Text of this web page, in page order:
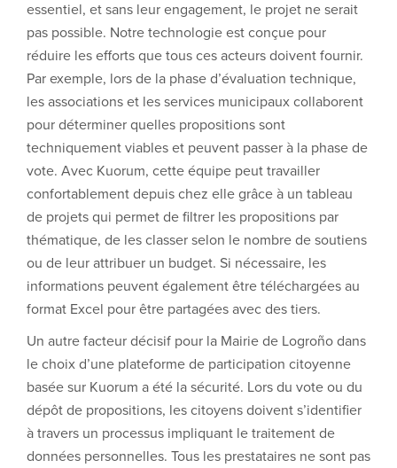
essentiel, et sans leur engagement, le projet ne serait
pas possible. Notre technologie est conçue pour
réduire les efforts que tous ces acteurs doivent fournir.
Par exemple, lors de la phase d’évaluation technique,
les associations et les services municipaux collaborent
pour déterminer quelles propositions sont
techniquement viables et peuvent passer à la phase de
vote. Avec Kuorum, cette équipe peut travailler
confortablement depuis chez elle grâce à un tableau
de projets qui permet de filtrer les propositions par
thématique, de les classer selon le nombre de soutiens
ou de leur attribuer un budget. Si nécessaire, les
informations peuvent également être téléchargées au
format Excel pour être partagées avec des tiers.
Un autre facteur décisif pour la Mairie de Logroño dans
le choix d’une plateforme de participation citoyenne
basée sur Kuorum a été la sécurité. Lors du vote ou du
dépôt de propositions, les citoyens doivent s’identifier
à travers un processus impliquant le traitement de
données personnelles. Tous les prestataires ne sont pas